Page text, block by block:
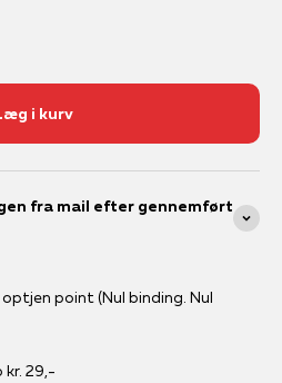
i kurv
fra mail efter gennemført
point (Nul binding. Nul
kr. 29,-